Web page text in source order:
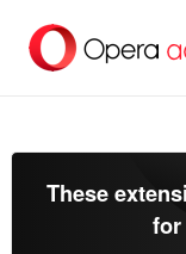
contenido
These